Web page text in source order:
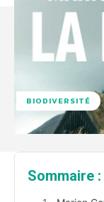
BIODIVERSITÉ
Sommaire :